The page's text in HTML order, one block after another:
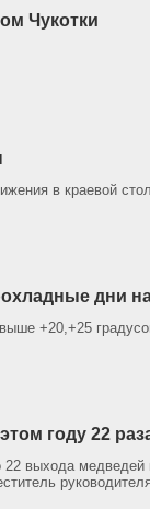
Чукотки
в краевой
дни
+20,+25
году 22
22 выхода